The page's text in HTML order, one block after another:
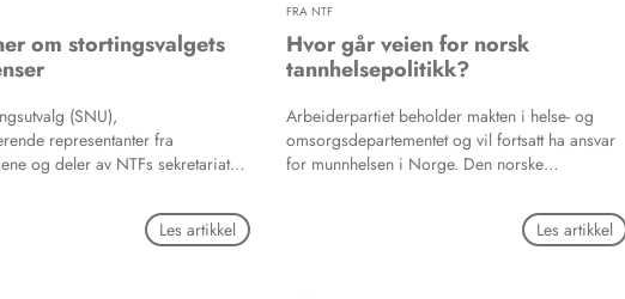
kan bidra i det
og praktiske kasus - alt med høy klinisk relevans.
om stortingsvalgets
(SNU),
representanter fra
og deler av NTFs sekretariat
The Hub i Oslo. Diskusjoner
konsekvenser forLes artikkel
FRA NTF
Hvor går veien for norsk
tannhelsepolitikk?
Arbeiderpartiet beholder makten i helse- og
omsorgsdepartementet og vil fortsatt ha ansvar
for munnhelsen i Norge. Den norske
undres: Hva nå med tannhelsepolitikken?
Hvilken politikk kan de røde og grønne partiene
Les artikkel